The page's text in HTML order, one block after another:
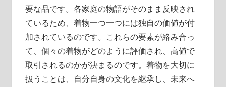
要な品です。各家庭の物語がそのまま反映され
ているため、着物一つ一つには独自の価値が付
加されているのです。これらの要素が絡み合っ
て、個々の着物がどのように評価され、高値で
取引されるのかが決まるのです。着物を大切に
扱うことは、自分自身の文化を継承し、未来へ